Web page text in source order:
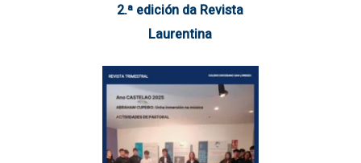
2.ª edición da Revista
Laurentina